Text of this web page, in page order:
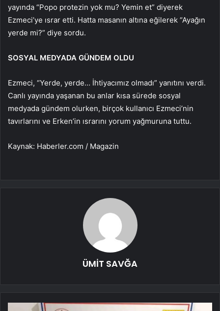
yayında “Popo protezin yok mu? Yemin et” diyerek
Ezmeci’ye ısrar etti. Hatta masanın altına eğilerek “Ayağın
yerde mi?” diye sordu.
SOSYAL MEDYADA GÜNDEM OLDU
Ezmeci, “Yerde, yerde… İhtiyacımız olmadı” yanıtını verdi.
Canlı yayında yaşanan bu anlar kısa sürede sosyal
medyada gündem olurken, birçok kullanıcı Ezmeci’nin
tavırlarını ve Erken’in ısrarını yorum yağmuruna tuttu.
Kaynak: Haberler.com / Magazin
ÜMİT SAVĞA